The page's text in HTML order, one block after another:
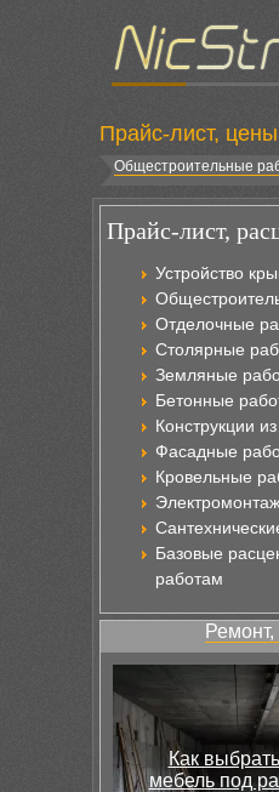
Прайс-лист, цены
Общестроительные
Прайс-лист,
Устройство
Отделочные
Столярные
Земляные
Бетонные
Конструкции
Фасадные
Кровельные
Базовые
работам
Ремонт,
Как
мебель под